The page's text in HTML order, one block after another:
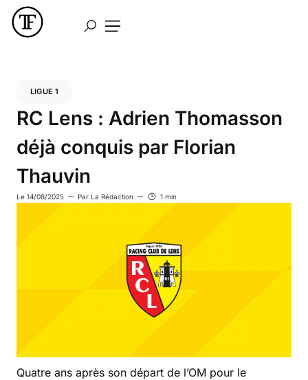
LIGUE 1
RC Lens : Adrien Thomasson
déjà conquis par Florian
Thauvin
Le 14/08/2025 Par La Rédaction 1 min
Quatre ans après son départ de l’OM pour le